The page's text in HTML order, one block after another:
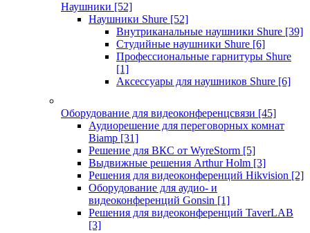
Наушники [52]
Наушники Shure [52]
Внутриканальные наушники Shure [39]
Студийные наушники Shure [6]
Профессиональные гарнитуры Shure
[1]
Аксессуары для наушников Shure [6]
Оборудование для видеоконференцсвязи [45]
Аудиорешение для переговорных комнат
Biamp [31]
Решение для ВКС от WyreStorm [5]
Выдвижные решения Arthur Holm [3]
Решения для видеоконференций Hikvision [2]
Оборудование для аудио- и
видеоконференций Gonsin [1]
Решения для видеоконференций TaverLAB
[3]